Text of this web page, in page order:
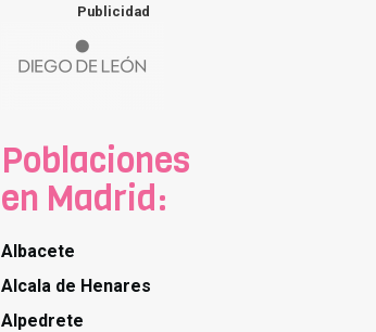
Publicidad
Poblaciones
en Madrid:
Albacete
Alcala de Henares
Alpedrete